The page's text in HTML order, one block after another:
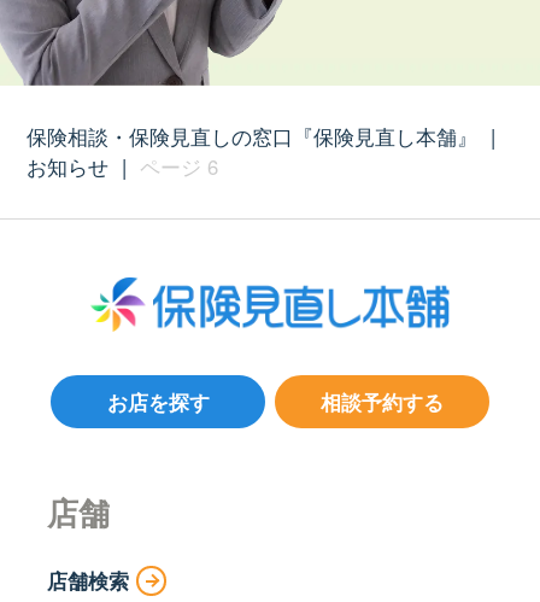
保険相談・保険見直しの窓口『保険見直し本舗』
|
お知らせ | ページ 6
相談予約する
お店を探す
店舗
店舗検索